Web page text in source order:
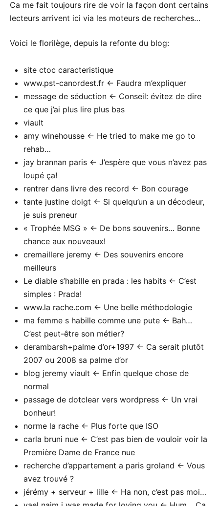
Ca me fait toujours rire de voir la façon dont certains
lecteurs arrivent ici via les moteurs de recherches…
Voici le florilège, depuis la refonte du blog:
site ctoc caracteristique
www.pst-canordest.fr <- Faudra m’expliquer
message de séduction <- Conseil: évitez de dire
ce que j’ai plus lire plus bas
viault
amy winehousse <- He tried to make me go to
rehab…
jay brannan paris <- J’espère que vous n’avez pas
loupé ça!
rentrer dans livre des record <- Bon courage
tante justine doigt <- Si quelqu’un a un décodeur,
je suis preneur
« Trophée MSG » <- De bons souvenirs… Bonne
chance aux nouveaux!
cremaillere jeremy <- Des souvenirs encore
meilleurs
Le diable s’habille en prada : les habits <- C’est
simples : Prada!
www.la rache.com <- Une belle méthodologie
ma femme s habille comme une pute <- Bah…
C’est peut-être son métier?
derambarsh+palme d’or+1997 <- Ca serait plutôt
2007 ou 2008 sa palme d’or
blog jeremy viault <- Enfin quelque chose de
normal
passage de dotclear vers wordpress <- Un vrai
bonheur!
norme la rache <- Plus forte que ISO
carla bruni nue <- C’est pas bien de vouloir voir la
Première Dame de France nue
recherche d’appartement a paris groland <- Vous
avez trouvé ?
jérémy + serveur + lille <- Ha non, c’est pas moi…